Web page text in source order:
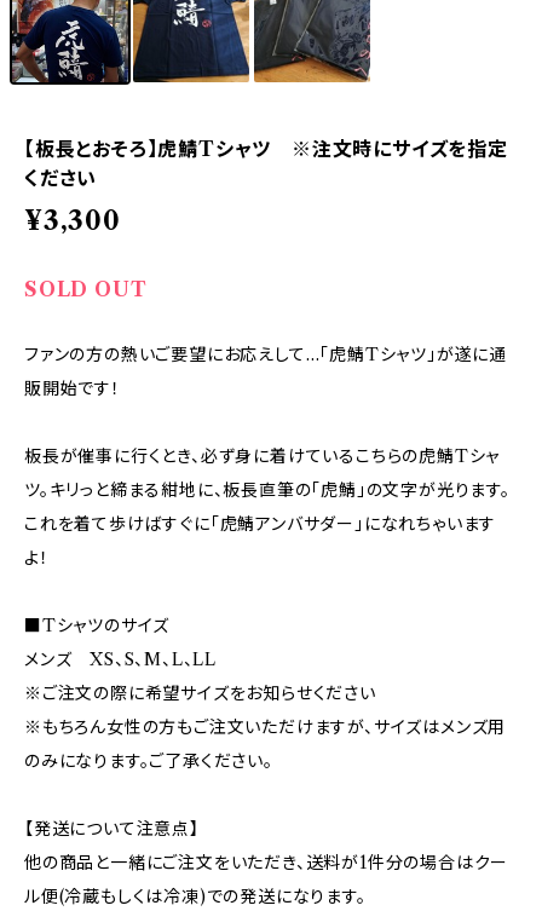
【板長とおそろ】虎鯖Tシャツ ※注文時にサイズを指定
ください
¥3,300
SOLD OUT
ファンの方の熱いご要望にお応えして…「虎鯖Tシャツ」が遂に通
販開始です！
板長が催事に行くとき、必ず身に着けているこちらの虎鯖Tシャ
ツ。キリっと締まる紺地に、板長直筆の「虎鯖」の文字が光ります。
これを着て歩けばすぐに「虎鯖アンバサダー」になれちゃいます
よ！
■Tシャツのサイズ
メンズ XS、S、M、L、LL
※ご注文の際に希望サイズをお知らせください
※もちろん女性の方もご注文いただけますが、サイズはメンズ用
のみになります。ご了承ください。
【発送について注意点】
他の商品と一緒にご注文をいただき、送料が1件分の場合はクー
ル便(冷蔵もしくは冷凍)での発送になります。